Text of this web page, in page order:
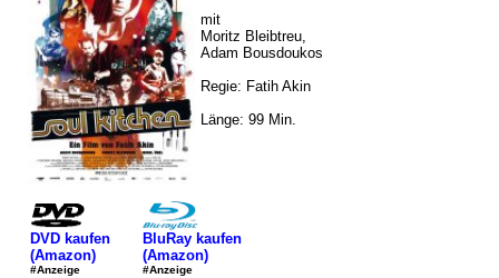
mit
Moritz Bleibtreu,
Adam Bousdoukos
Regie: Fatih Akin
Länge: 99 Min.
DVD kaufen
(Amazon)
#Anzeige
BluRay kaufen
(Amazon)
#Anzeige